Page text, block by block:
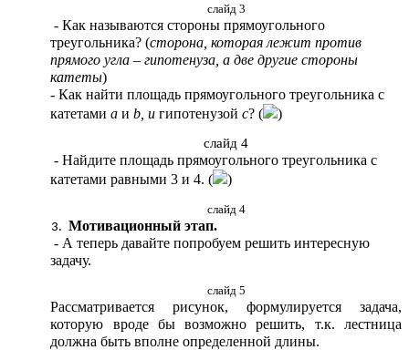
слайд 3
- Как называются стороны прямоугольного
треугольника? (сторона, которая лежит против
прямого угла – гипотенуза, а две другие стороны
катеты)
- Как найти площадь прямоугольного треугольника с
катетамиа иb, игипотенузойс? ( )
слайд 4
- Найдите площадь прямоугольного треугольника с
катетами равными 3 и 4. (
)
слайд 4
Мотивационный этап.
- А теперь давайте попробуем решить интересную
задачу.
слайд 5
Рассматривается рисунок, формулируется задача,
которую вроде бы возможно решить, т.к. лестница
должна быть вполне определенной длины.